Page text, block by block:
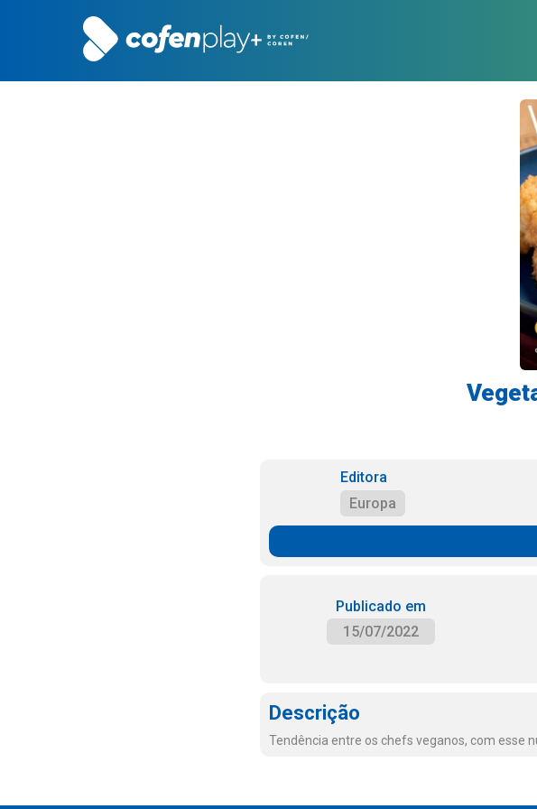
Editora
Europa
Publicado em
15/07/2022
Descrição
Tendência entre os chefs veganos, com esse